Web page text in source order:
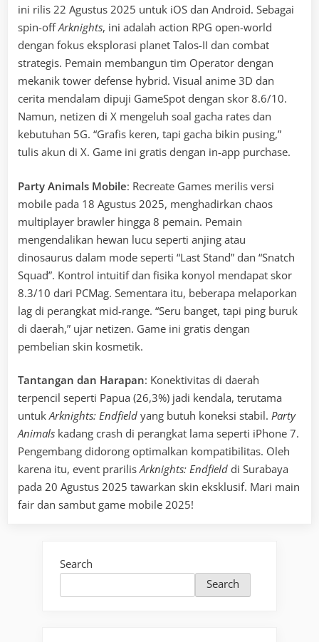
ini rilis 22 Agustus 2025 untuk iOS dan Android. Sebagai
spin-offArknights, ini adalah action RPG open-world
dengan fokus eksplorasi planet Talos-II dan combat
strategis. Pemain membangun tim Operator dengan
mekanik tower defense hybrid. Visual anime 3D dan
cerita mendalam dipuji GameSpot dengan skor 8.6/10.
Namun, netizen di X mengeluh soal gacha rates dan
kebutuhan 5G. “Grafis keren, tapi gacha bikin pusing,”
tulis akun di X. Game ini gratis dengan in-app purchase.
Party Animals Mobile: Recreate Games merilis versi
mobile pada 18 Agustus 2025, menghadirkan chaos
multiplayer brawler hingga 8 pemain. Pemain
mengendalikan hewan lucu seperti anjing atau
dinosaurus dalam mode seperti “Last Stand” dan “Snatch
Squad”. Kontrol intuitif dan fisika konyol mendapat skor
8.3/10 dari PCMag. Sementara itu, beberapa melaporkan
lag di perangkat mid-range. “Seru banget, tapi ping buruk
di daerah,” ujar netizen. Game ini gratis dengan
pembelian skin kosmetik.
Tantangan dan Harapan: Konektivitas di daerah
terpencil seperti Papua (26,3%) jadi kendala, terutama
untukArknights: Endfield yang butuh koneksi stabil. Party
Animals kadang crash di perangkat lama seperti iPhone 7.
Pengembang didorong optimalkan kompatibilitas. Oleh
karena itu, event prarilisArknights: Endfield di Surabaya
pada 20 Agustus 2025 tawarkan skin eksklusif. Mari main
fair dan sambut game mobile 2025!
Search
Search